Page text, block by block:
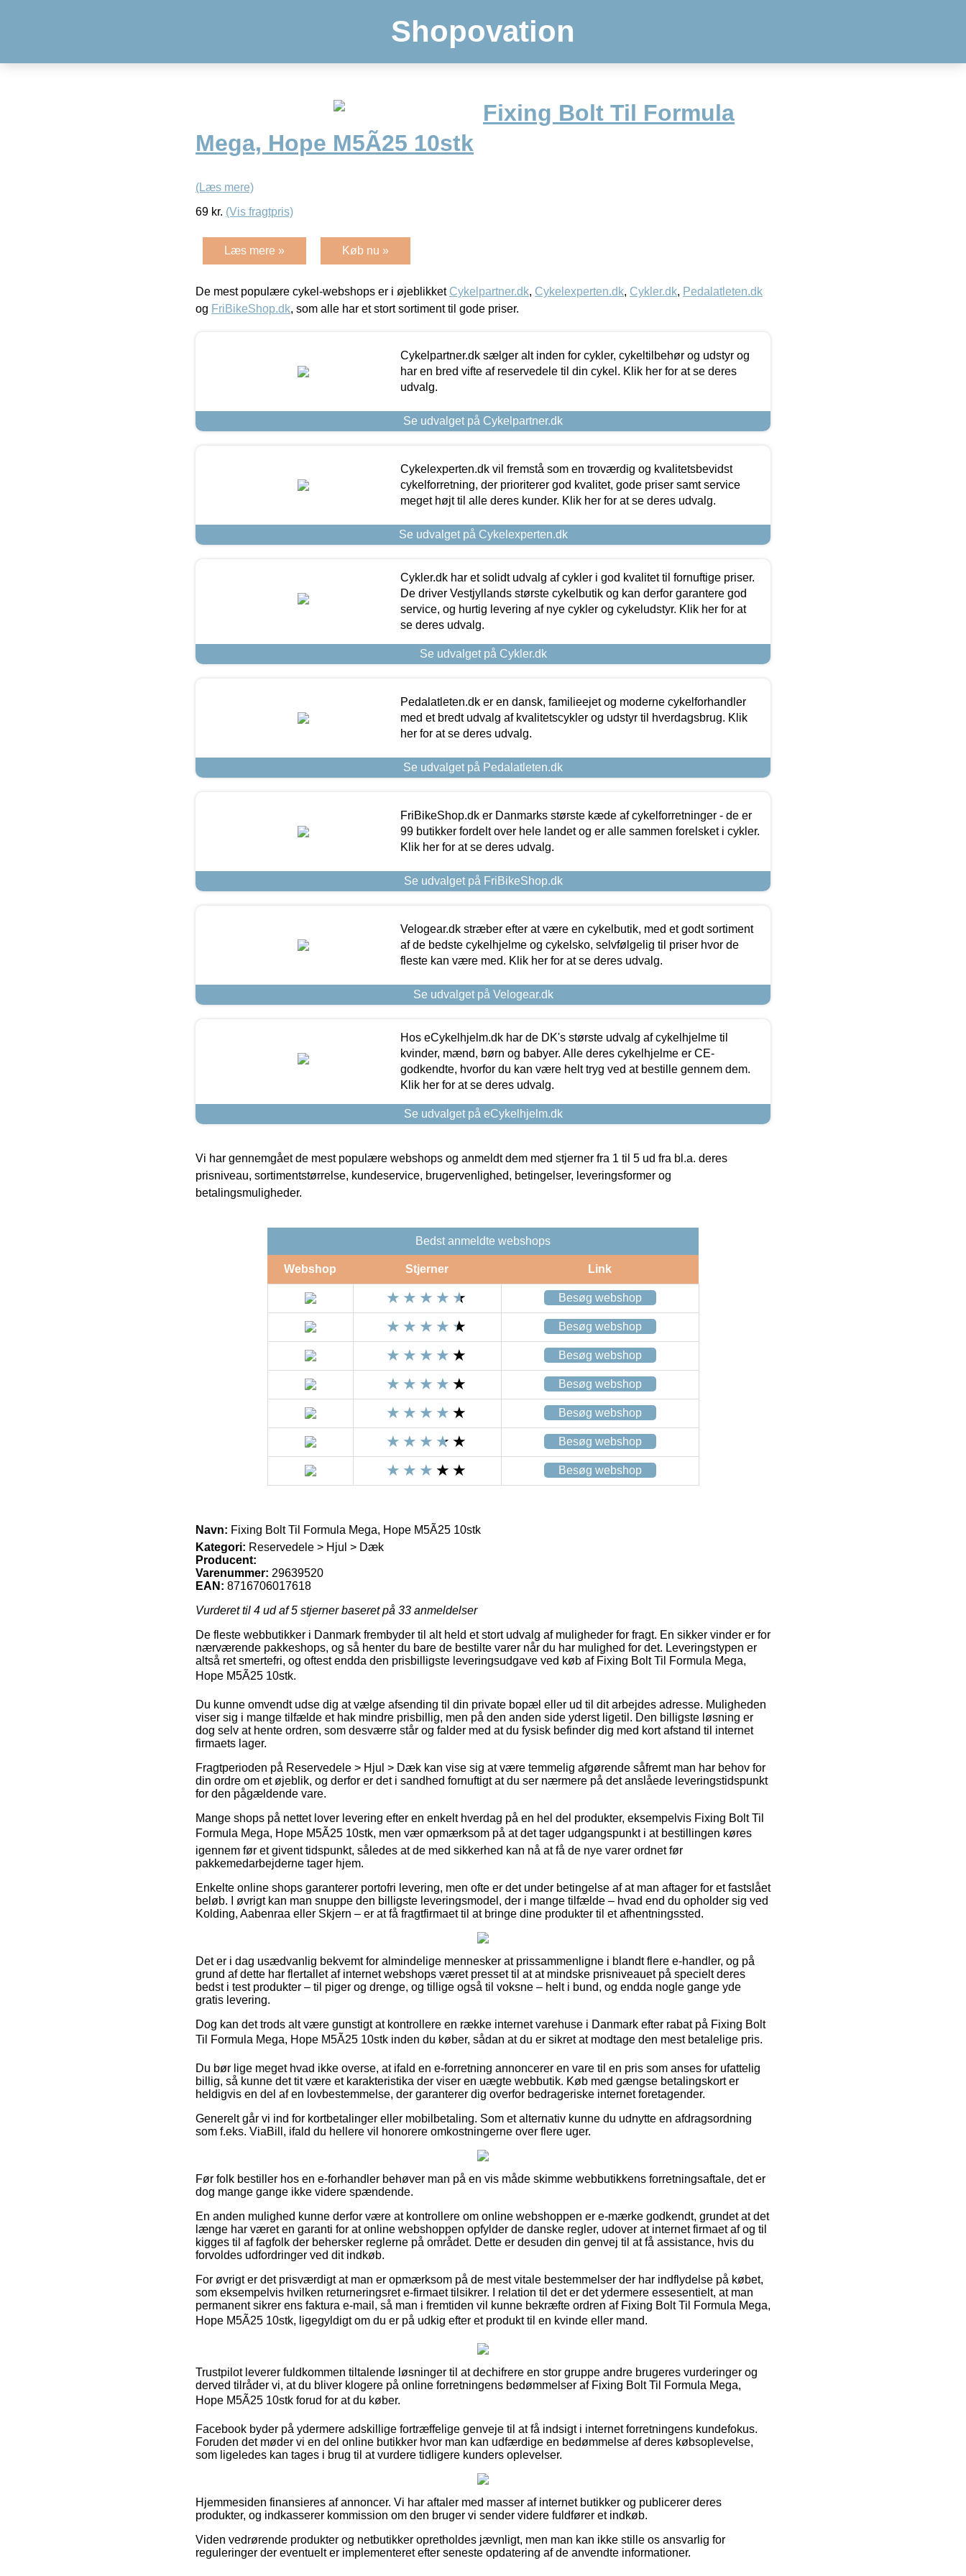
Shopovation
Fixing Bolt Til Formula
Mega, Hope M5Ã25 10stk
(Læs mere)
69 kr. (Vis fragtpris)
Læs mere » Køb nu »
De mest populære cykel-webshops er i øjeblikket Cykelpartner.dk, Cykelexperten.dk, Cykler.dk, Pedalatleten.dk
og FriBikeShop.dk, som alle har et stort sortiment til gode priser.
Cykelpartner.dk sælger alt inden for cykler, cykeltilbehør og udstyr og
har en bred vifte af reservedele til din cykel. Klik her for at se deres
udvalg.
Se udvalget på Cykelpartner.dk
Cykelexperten.dk vil fremstå som en troværdig og kvalitetsbevidst
cykelforretning, der prioriterer god kvalitet, gode priser samt service
meget højt til alle deres kunder. Klik her for at se deres udvalg.
Se udvalget på Cykelexperten.dk
Cykler.dk har et solidt udvalg af cykler i god kvalitet til fornuftige priser.
De driver Vestjyllands største cykelbutik og kan derfor garantere god
service, og hurtig levering af nye cykler og cykeludstyr. Klik her for at
se deres udvalg.
Se udvalget på Cykler.dk
Pedalatleten.dk er en dansk, familieejet og moderne cykelforhandler
med et bredt udvalg af kvalitetscykler og udstyr til hverdagsbrug. Klik
her for at se deres udvalg.
Se udvalget på Pedalatleten.dk
FriBikeShop.dk er Danmarks største kæde af cykelforretninger - de er
99 butikker fordelt over hele landet og er alle sammen forelsket i cykler.
Klik her for at se deres udvalg.
Se udvalget på FriBikeShop.dk
Velogear.dk stræber efter at være en cykelbutik, med et godt sortiment
af de bedste cykelhjelme og cykelsko, selvfølgelig til priser hvor de
fleste kan være med. Klik her for at se deres udvalg.
Se udvalget på Velogear.dk
Hos eCykelhjelm.dk har de DK's største udvalg af cykelhjelme til
kvinder, mænd, børn og babyer. Alle deres cykelhjelme er CE-
godkendte, hvorfor du kan være helt tryg ved at bestille gennem dem.
Klik her for at se deres udvalg.
Se udvalget på eCykelhjelm.dk
Vi har gennemgået de mest populære webshops og anmeldt dem med stjerner fra 1 til 5 ud fra bl.a. deres
prisniveau, sortimentstørrelse, kundeservice, brugervenlighed, betingelser, leveringsformer og
betalingsmuligheder.
Bedst anmeldte webshops
Webshop Stjerner Link
Besøg webshop
Besøg webshop
Besøg webshop
Besøg webshop
Besøg webshop
Besøg webshop
Besøg webshop
Navn: Fixing Bolt Til Formula Mega, Hope M5Ã25 10stk
Kategori: Reservedele > Hjul > Dæk
Producent:
Varenummer: 29639520
EAN: 8716706017618
Vurderet til 4 ud af 5 stjerner baseret på 33 anmeldelser
De fleste webbutikker i Danmark frembyder til alt held et stort udvalg af muligheder for fragt. En sikker vinder er for
nærværende pakkeshops, og så henter du bare de bestilte varer når du har mulighed for det. Leveringstypen er
altså ret smertefri, og oftest endda den prisbilligste leveringsudgave ved køb af Fixing Bolt Til Formula Mega,
Hope M5Ã25 10stk.
Du kunne omvendt udse dig at vælge afsending til din private bopæl eller ud til dit arbejdes adresse. Muligheden
viser sig i mange tilfælde et hak mindre prisbillig, men på den anden side yderst ligetil. Den billigste løsning er
dog selv at hente ordren, som desværre står og falder med at du fysisk befinder dig med kort afstand til internet
firmaets lager.
Fragtperioden på Reservedele > Hjul > Dæk kan vise sig at være temmelig afgørende såfremt man har behov for
din ordre om et øjeblik, og derfor er det i sandhed fornuftigt at du ser nærmere på det anslåede leveringstidspunkt
for den pågældende vare.
Mange shops på nettet lover levering efter en enkelt hverdag på en hel del produkter, eksempelvis Fixing Bolt Til
Formula Mega, Hope M5Ã25 10stk, men vær opmærksom på at det tager udgangspunkt i at bestillingen køres
igennem før et givent tidspunkt, således at de med sikkerhed kan nå at få de nye varer ordnet før
pakkemedarbejderne tager hjem.
Enkelte online shops garanterer portofri levering, men ofte er det under betingelse af at man aftager for et fastslået
beløb. I øvrigt kan man snuppe den billigste leveringsmodel, der i mange tilfælde – hvad end du opholder sig ved
Kolding, Aabenraa eller Skjern – er at få fragtfirmaet til at bringe dine produkter til et afhentningssted.
Det er i dag usædvanlig bekvemt for almindelige mennesker at prissammenligne i blandt flere e-handler, og på
grund af dette har flertallet af internet webshops været presset til at at mindske prisniveauet på specielt deres
bedst i test produkter – til piger og drenge, og tillige også til voksne – helt i bund, og endda nogle gange yde
gratis levering.
Dog kan det trods alt være gunstigt at kontrollere en række internet varehuse i Danmark efter rabat på Fixing Bolt
Til Formula Mega, Hope M5Ã25 10stk inden du køber, sådan at du er sikret at modtage den mest betalelige pris.
Du bør lige meget hvad ikke overse, at ifald en e-forretning annoncerer en vare til en pris som anses for ufattelig
billig, så kunne det tit være et karakteristika der viser en uægte webbutik. Køb med gængse betalingskort er
heldigvis en del af en lovbestemmelse, der garanterer dig overfor bedrageriske internet foretagender.
Generelt går vi ind for kortbetalinger eller mobilbetaling. Som et alternativ kunne du udnytte en afdragsordning
som f.eks. ViaBill, ifald du hellere vil honorere omkostningerne over flere uger.
Før folk bestiller hos en e-forhandler behøver man på en vis måde skimme webbutikkens forretningsaftale, det er
dog mange gange ikke videre spændende.
En anden mulighed kunne derfor være at kontrollere om online webshoppen er e-mærke godkendt, grundet at det
længe har været en garanti for at online webshoppen opfylder de danske regler, udover at internet firmaet af og til
kigges til af fagfolk der behersker reglerne på området. Dette er desuden din genvej til at få assistance, hvis du
forvoldes udfordringer ved dit indkøb.
For øvrigt er det prisværdigt at man er opmærksom på de mest vitale bestemmelser der har indflydelse på købet,
som eksempelvis hvilken returneringsret e-firmaet tilsikrer. I relation til det er det ydermere essesentielt, at man
permanent sikrer ens faktura e-mail, så man i fremtiden vil kunne bekræfte ordren af Fixing Bolt Til Formula Mega,
Hope M5Ã25 10stk, ligegyldigt om du er på udkig efter et produkt til en kvinde eller mand.
Trustpilot leverer fuldkommen tiltalende løsninger til at dechifrere en stor gruppe andre brugeres vurderinger og
derved tilråder vi, at du bliver klogere på online forretningens bedømmelser af Fixing Bolt Til Formula Mega,
Hope M5Ã25 10stk forud for at du køber.
Facebook byder på ydermere adskillige fortræffelige genveje til at få indsigt i internet forretningens kundefokus.
Foruden det møder vi en del online butikker hvor man kan udfærdige en bedømmelse af deres købsoplevelse,
som ligeledes kan tages i brug til at vurdere tidligere kunders oplevelser.
Hjemmesiden finansieres af annoncer. Vi har aftaler med masser af internet butikker og publicerer deres
produkter, og indkasserer kommission om den bruger vi sender videre fuldfører et indkøb.
Viden vedrørende produkter og netbutikker opretholdes jævnligt, men man kan ikke stille os ansvarlig for
reguleringer der eventuelt er implementeret efter seneste opdatering af de anvendte informationer.